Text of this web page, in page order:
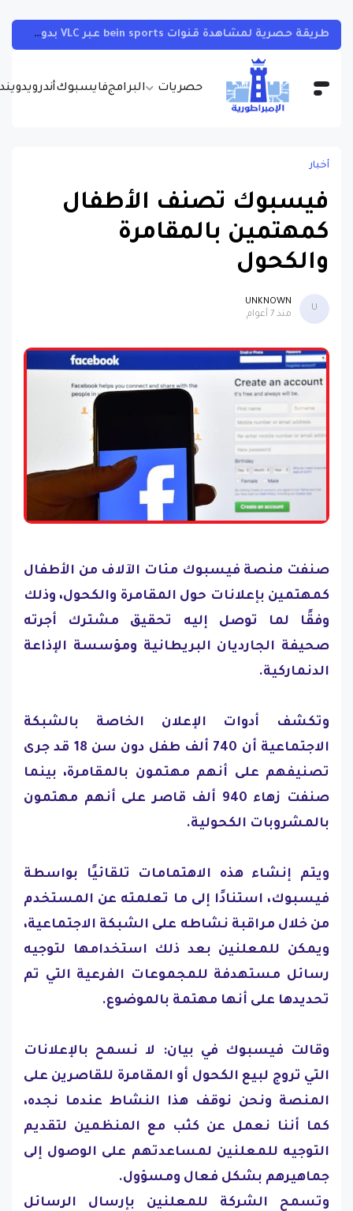
حصريات البرامجفايسبوكأندرويد
أخبار
فيسبوك تصنف الأطفال
كمهتمين بالمقامرة
والكحول
U
UNKNOWN
منذ 7 أعوام
صنفت منصة فيسبوك مئات الآلاف من الأطفال
كمهتمين بإعلانات حول المقامرة والكحول، وذلك
وفقًا لما توصل إليه تحقيق مشترك أجرته
صحيفة الجارديان البريطانية ومؤسسة الإذاعة
الدنماركية.
وتكشف أدوات الإعلان الخاصة بالشبكة
الاجتماعية أن 740 ألف طفل دون سن 18 قد جرى
تصنيفهم على أنهم مهتمون بالمقامرة، بينما
صنفت زهاء 940 ألف قاصر على أنهم مهتمون
بالمشروبات الكحولية.
ويتم إنشاء هذه الاهتمامات تلقائيًا بواسطة
فيسبوك، استنادًا إلى ما تعلمته عن المستخدم
من خلال مراقبة نشاطه على الشبكة الاجتماعية،
ويمكن للمعلنين بعد ذلك استخدامها لتوجيه
رسائل مستهدفة للمجموعات الفرعية التي تم
تحديدها على أنها مهتمة بالموضوع.
وقالت فيسبوك في بيان: لا نسمح بالإعلانات
التي تروج لبيع الكحول أو المقامرة للقاصرين على
المنصة ونحن نوقف هذا النشاط عندما نجده،
كما أننا نعمل عن كثب مع المنظمين لتقديم
التوجيه للمعلنين لمساعدتهم على الوصول إلى
جماهيرهم بشكل فعال ومسؤول.
وتسمح الشركة للمعلنين بإرسال الرسائل